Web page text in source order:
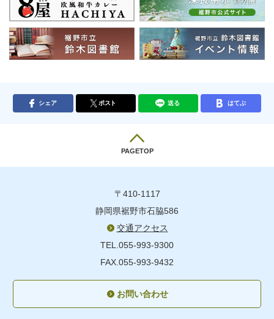
シェア ポスト 送る はてぶ
PAGETOP
〒410-1117
静岡県裾野市石脇586
交通アクセス
TEL.055-993-9300
FAX.055-993-9432
お問い合わせ